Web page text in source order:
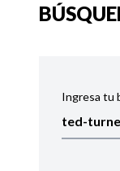
Ingresa tu